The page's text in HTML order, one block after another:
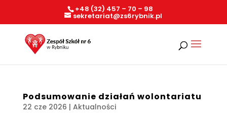
+48 (32) 457 – 70 – 98
sekretariat@zs6rybnik.pl
Podsumowanie działań wolontariatu
22 cze 2026 | Aktualności